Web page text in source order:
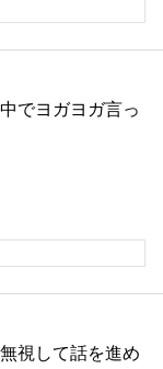
でヨガヨガ言っ
視して話を進め